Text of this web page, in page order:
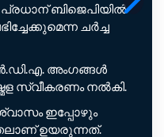
പ്രധാന് ബിജെപിയിൽ
ചർച്ച
അംഗങ്ങൾ
സ്വീകരണം നൽകി.
ഇപ്പോഴും
ഉയരുന്നത്.